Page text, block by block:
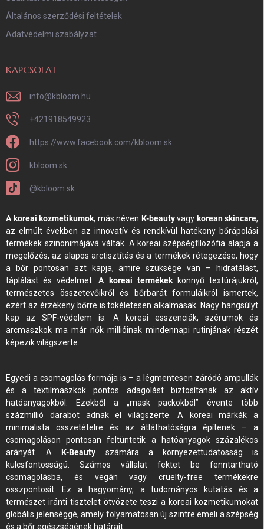
Általános szerződési feltételek
Adatvédelmi szabályzat
KAPCSOLAT
info@kbloom.hu
+421918549923
https://www.facebook.com/kbloom.sk
kbloom.sk
@kbloom.sk
A koreai kozmetikumok, más néven K-beautyvagy korean skincare,
az elmúlt években az innovatív és rendkívül hatékony bőrápolási
termékek szinonimájává váltak. A koreai szépségfilozófia alapja a
megelőzés, az alapos arctisztítás és a termékek rétegezése, hogy
a bőr pontosan azt kapja, amire szüksége van – hidratálást,
táplálást és védelmet.A koreai termékekkönnyű textúrájukról,
természetes összetevőikről és bőrbarát formuláikról ismertek,
ezért az érzékeny bőrre is tökéletesen alkalmasak. Nagy hangsúlyt
kap az SPF-védelem is. A koreai esszenciák, szérumok és
arcmaszkok ma már nők millióinak mindennapi rutinjának részét
képezik világszerte.
Egyedi a csomagolás formája is – a légmentesen záródó ampullák
és a textilmaszkok pontos adagolást biztosítanak az aktív
hatóanyagokból. Ezekből a „mask packokból” évente több
százmillió darabot adnak el világszerte. A koreai márkák a
minimalista összetételre és az átláthatóságra építenek – a
csomagoláson pontosan feltüntetik a hatóanyagok százalékos
arányát. A K-Beauty számára a környezettudatosság is
kulcsfontosságú. Számos vállalat fektet be fenntartható
csomagolásba, és vegán vagy cruelty-free termékekre
összpontosít. Ez a hagyomány, a tudományos kutatás és a
természet iránti tisztelet ötvözete teszi a koreai kozmetikumokat
globális jelenséggé, amely folyamatosan új szintre emeli a szépség
és a bőr egészségének határait.